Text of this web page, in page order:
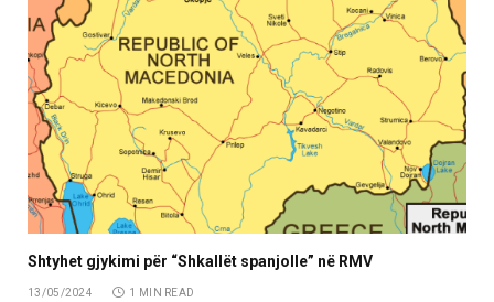
Shtyhet gjykimi për “Shkallët spanjolle” në RMV
13/05/2024 1 MIN READ